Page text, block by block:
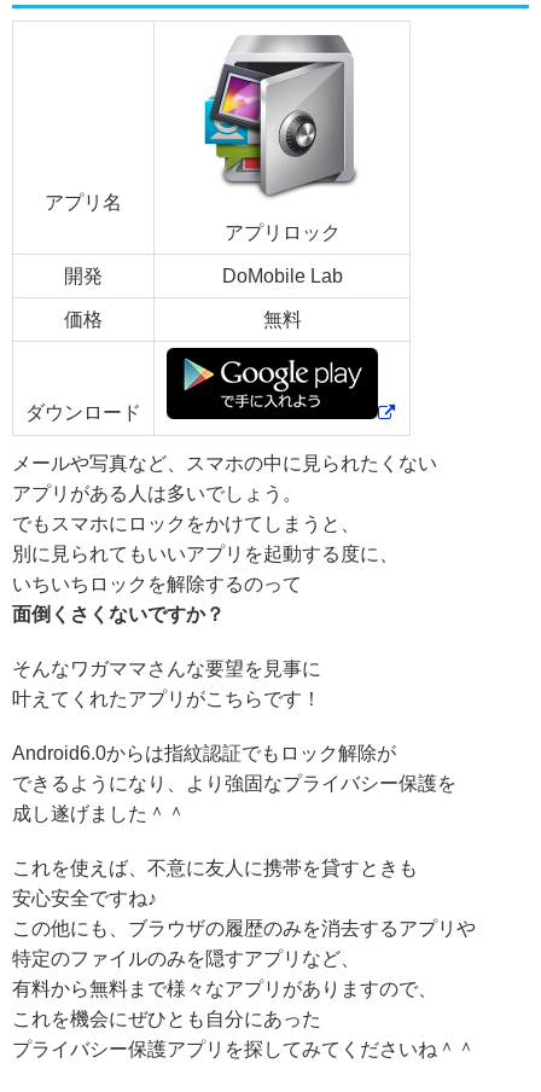
アプリ名
アプリロック
開発 DoMobile Lab
価格 無料
ダウンロード
メールや写真など、スマホの中に見られたくない
アプリがある人は多いでしょう。
でもスマホにロックをかけてしまうと、
別に見られてもいいアプリを起動する度に、
いちいちロックを解除するのって
面倒くさくないですか？
そんなワガママさんな要望を見事に
叶えてくれたアプリがこちらです！
Android6.0からは指紋認証でもロック解除が
できる ようになり、より強固なプライバシー保護を
成し遂げました＾＾
これを使えば、不意に友人に携帯を貸すときも
安心安全ですね♪
この他にも、 ブラウザの履歴のみを消去するアプリや
特定のファイルのみを隠すアプリなど、
有料から無料まで様々なアプリがありますので、
これを機会にぜひとも自分にあった
プライバシー保護アプリを探してみてくださいね＾＾